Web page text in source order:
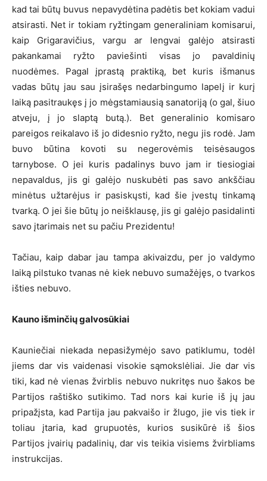
kad tai būtų buvus nepavydėtina padėtis bet kokiam vadui
atsirasti. Net ir tokiam ryžtingam generaliniam komisarui,
kaip Grigaravičius, vargu ar lengvai galėjo atsirasti
pakankamai ryžto paviešinti visas jo pavaldinių
nuodėmes. Pagal įprastą praktiką, bet kuris išmanus
vadas būtų jau sau įsirašęs nedarbingumo lapelį ir kurį
laiką pasitraukęs į jo mėgstamiausią sanatoriją (o gal, šiuo
atveju, į jo slaptą butą.). Bet generalinio komisaro
pareigos reikalavo iš jo didesnio ryžto, negu jis rodė. Jam
buvo būtina kovoti su negerovėmis teisėsaugos
tarnybose. O jei kuris padalinys buvo jam ir tiesiogiai
nepavaldus, jis gi galėjo nuskubėti pas savo ankščiau
minėtus užtarėjus ir pasiskųsti, kad šie įvestų tinkamą
tvarką. O jei šie būtų jo neišklausę, jis gi galėjo pasidalinti
savo įtarimais net su pačiu Prezidentu!
Tačiau, kaip dabar jau tampa akivaizdu, per jo valdymo
laiką pilstuko tvanas nė kiek nebuvo sumažėjęs, o tvarkos
išties nebuvo.
Kauno išminčių galvosūkiai
Kauniečiai niekada nepasižymėjo savo patiklumu, todėl
jiems dar vis vaidenasi visokie sąmokslėliai. Jie dar vis
tiki, kad nė vienas žvirblis nebuvo nukritęs nuo šakos be
Partijos raštiško sutikimo. Tad nors kai kurie iš jų jau
pripažįsta, kad Partija jau pakvaišo ir žlugo, jie vis tiek ir
toliau įtaria, kad grupuotės, kurios susikūrė iš šios
Partijos įvairių padalinių, dar vis teikia visiems žvirbliams
instrukcijas.